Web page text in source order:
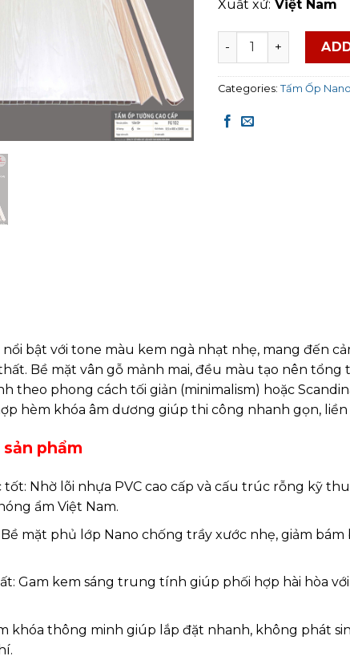
Xuất xứ: Việt Nam
Tấm Ốp Nano Flex
Categories: Tấm Ốp Nano
nổi bật với tone màu kem ngà nhạt nhẹ, mang đến
Bề mặt vân gỗ mảnh mai, đều màu tạo nên tổng
theo phong cách tối giản (minimalism) hoặc
hèm khóa âm dương giúp thi công nhanh gọn,
phẩm
tốt: Nhờ lõi nhựa PVC cao cấp và cấu trúc rỗng kỹ
ẩm Việt Nam.
mặt phủ lớp Nano chống trầy xước nhẹ, giảm
Gam kem sáng trung tính giúp phối hợp hài hòa
khóa thông minh giúp lắp đặt nhanh, không phát